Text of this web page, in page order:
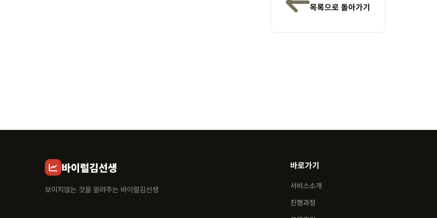
목록으로 돌아가기
바이럴김선생
보이지않는 것을 알려주는 바이럴김선생
바로가기
서비스소개
진행과정